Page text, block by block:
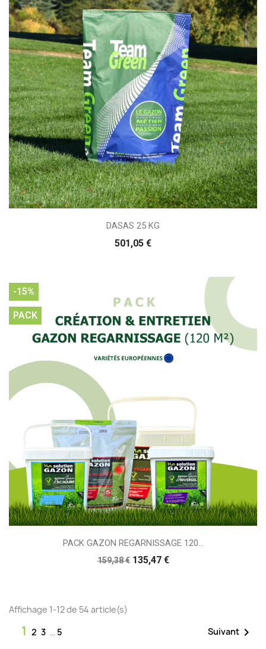
DASAS 25 KG
501,05 €
PACK GAZON REGARNISSAGE 120...
159,38 € 135,47 €
-15%
PACK
Affichage 1-12 de 54 article(s)
1 2 3 … 5 Suivant 